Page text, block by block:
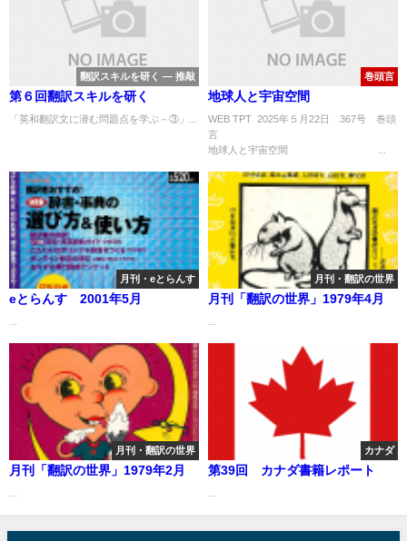
翻訳スキルを研く ― 推敲
第６回翻訳スキルを研く
「英和翻訳文に潜む問題点を学ぶ－③」...
巻頭言
地球人と宇宙空間
WEB TPT 2025年５月22日 367号 巻頭
地球人と宇宙空間 ...
月刊・eとらんす
eとらんす 2001年5月
月刊・翻訳の世界
月刊「翻訳の世界」1979年4月
月刊・翻訳の世界
月刊「翻訳の世界」1979年2月
カナダ
第39回 カナダ書籍レポート